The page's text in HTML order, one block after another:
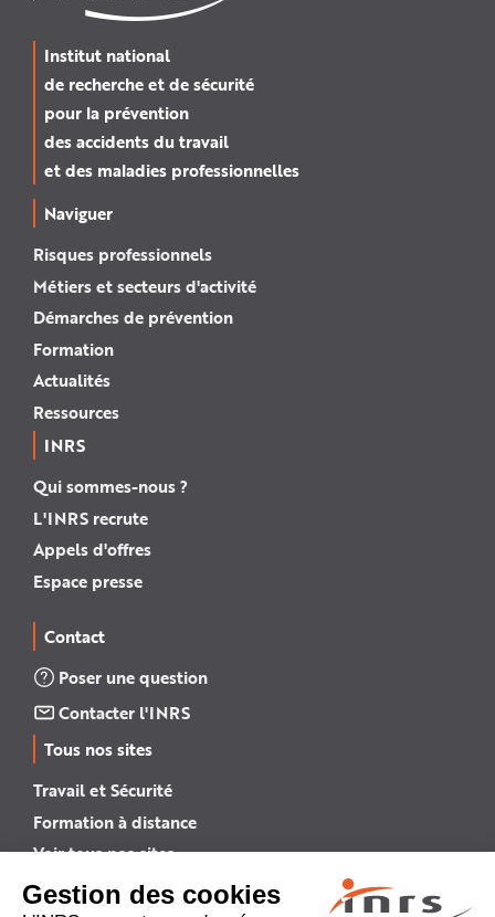
Institut national
de recherche et de sécurité
pour la prévention
des accidents du travail
et des maladies professionnelles
Naviguer
Risques professionnels
Métiers et secteurs d'activité
Démarches de prévention
Formation
Actualités
Ressources
INRS
Qui sommes-nous ?
L'INRS recrute
Appels d'offres
Espace presse
Contact
Poser une question
Contacter l'INRS
Tous nos sites
Travail et Sécurité
Formation à distance
Voir tous nos sites →